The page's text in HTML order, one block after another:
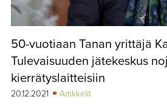
50-vuotiaan Tanan yrittäjä
Tulevaisuuden jätekeskus
kierrätyslaitteisiin
20.12.2021
Artikkelit